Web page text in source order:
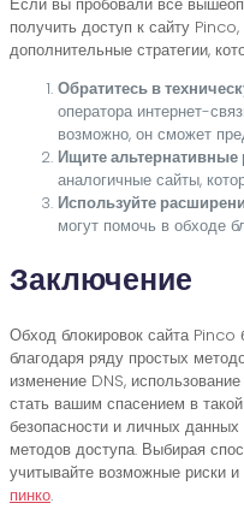
получить доступ к сайту
дополнительные стратегии,
Обратитесь в
оператора интернет-
возможно, он сможет
Ищите альтернативные
аналогичные сайты,
Используйте
могут помочь в обходе
Заключение
Обход блокировок сайта Pinco
благодаря ряду простых
изменение DNS,
стать вашим спасением в
безопасности и личных
методов доступа. Выбирая
учитывайте возможные риски
пинко.